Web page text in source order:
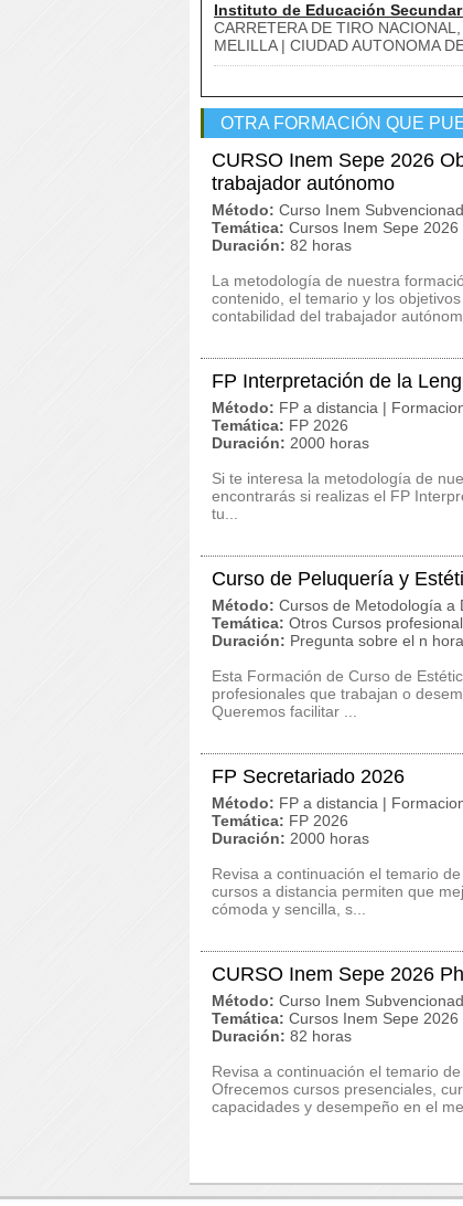
Instituto de Educación
CARRETERA DE TIRO
MELILLA | CIUDAD AUTONOMA
OTRA FORMACIÓN QUE
CURSO Inem Sepe 2026
trabajador autónomo
Método: Curso Inem
Temática: Cursos Inem Sepe 2026
Duración: 82 horas
La metodología de nuestra
contenido, el temario y los
contabilidad del trabajador
FP Interpretación de la
Método: FP a distancia |
Temática: FP 2026
Duración: 2000 horas
Si te interesa la metodología de
encontrarás si realizas el FP
tu...
Curso de Peluquería y
Método: Cursos de Metodología a
Temática: Otros Cursos
Duración: Pregunta sobre el n
Esta Formación de Curso de
profesionales que trabajan o
Queremos facilitar ...
FP Secretariado 2026
Método: FP a distancia |
Temática: FP 2026
Duración: 2000 horas
Revisa a continuación el temario
cursos a distancia permiten que
cómoda y sencilla, s...
CURSO Inem Sepe 2026
Método: Curso Inem
Temática: Cursos Inem Sepe
Duración: 82 horas
Revisa a continuación el temario
Ofrecemos cursos presenciales,
capacidades y desempeño en el